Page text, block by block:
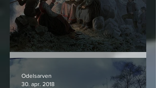
Norrøn Livskunst - utdrag #3
Odelsarven
30. apr. 2018